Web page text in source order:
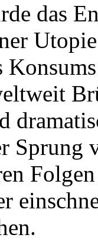
das
Sprung